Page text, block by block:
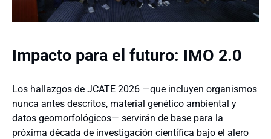
Impacto para el futuro: IMO 2.0
Los hallazgos de JCATE 2026 —que incluyen organismos
nunca antes descritos, material genético ambiental y
datos geomorfológicos— servirán de base para la
próxima década de investigación científica bajo el alero